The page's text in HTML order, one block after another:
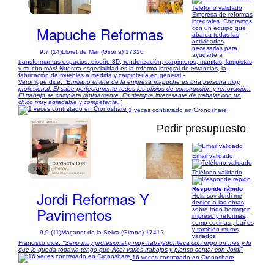
1/46
Mapuche Reformas
9,7 (14)Lloret de Mar (Girona) 17310
Teléfono validado
Empresa de reformas
integrales. Contamos
con un equipo que
abarca todas las
actividades
necesarias para
ayudarte a
transformar tus espacios: diseño 3D, renderización, carpinteros, manitas, lampistas
y mucho más! Nuestra especialidad es la reforma integral de estancias, la
fabricación de muebles a medida y carpintería en general.-
Veronique dice: "Emiliano el jefe de la empresa mapuche es una persona muy
profesional. El sabe perfectamente todos los oficios de construcción y renovación.
El trabajo se completa rápidamente. Es siempre interesante de trabajar con un
chico muy agradable y competente."
1 veces contratado en Cronoshare
1/18
Pedir presupuesto
Jordi Reformas Y
Pavimentos
9,9 (11)Maçanet de la Selva (Girona) 17412
Email validado
Teléfono validado
Responde rápido
Hola soy Jordi me
dedico a las obras
sobre todo hormigon
impreso y reformas
como cocinas , baños
y tambien muros
variados
Francisco dice: "Serio muy profesional y muy trabajador lleva con migo un mes y lo
que le queda todavia tengo que Acer varios trabajos y pienso contar con Jordi"
16 veces contratado en Cronoshare